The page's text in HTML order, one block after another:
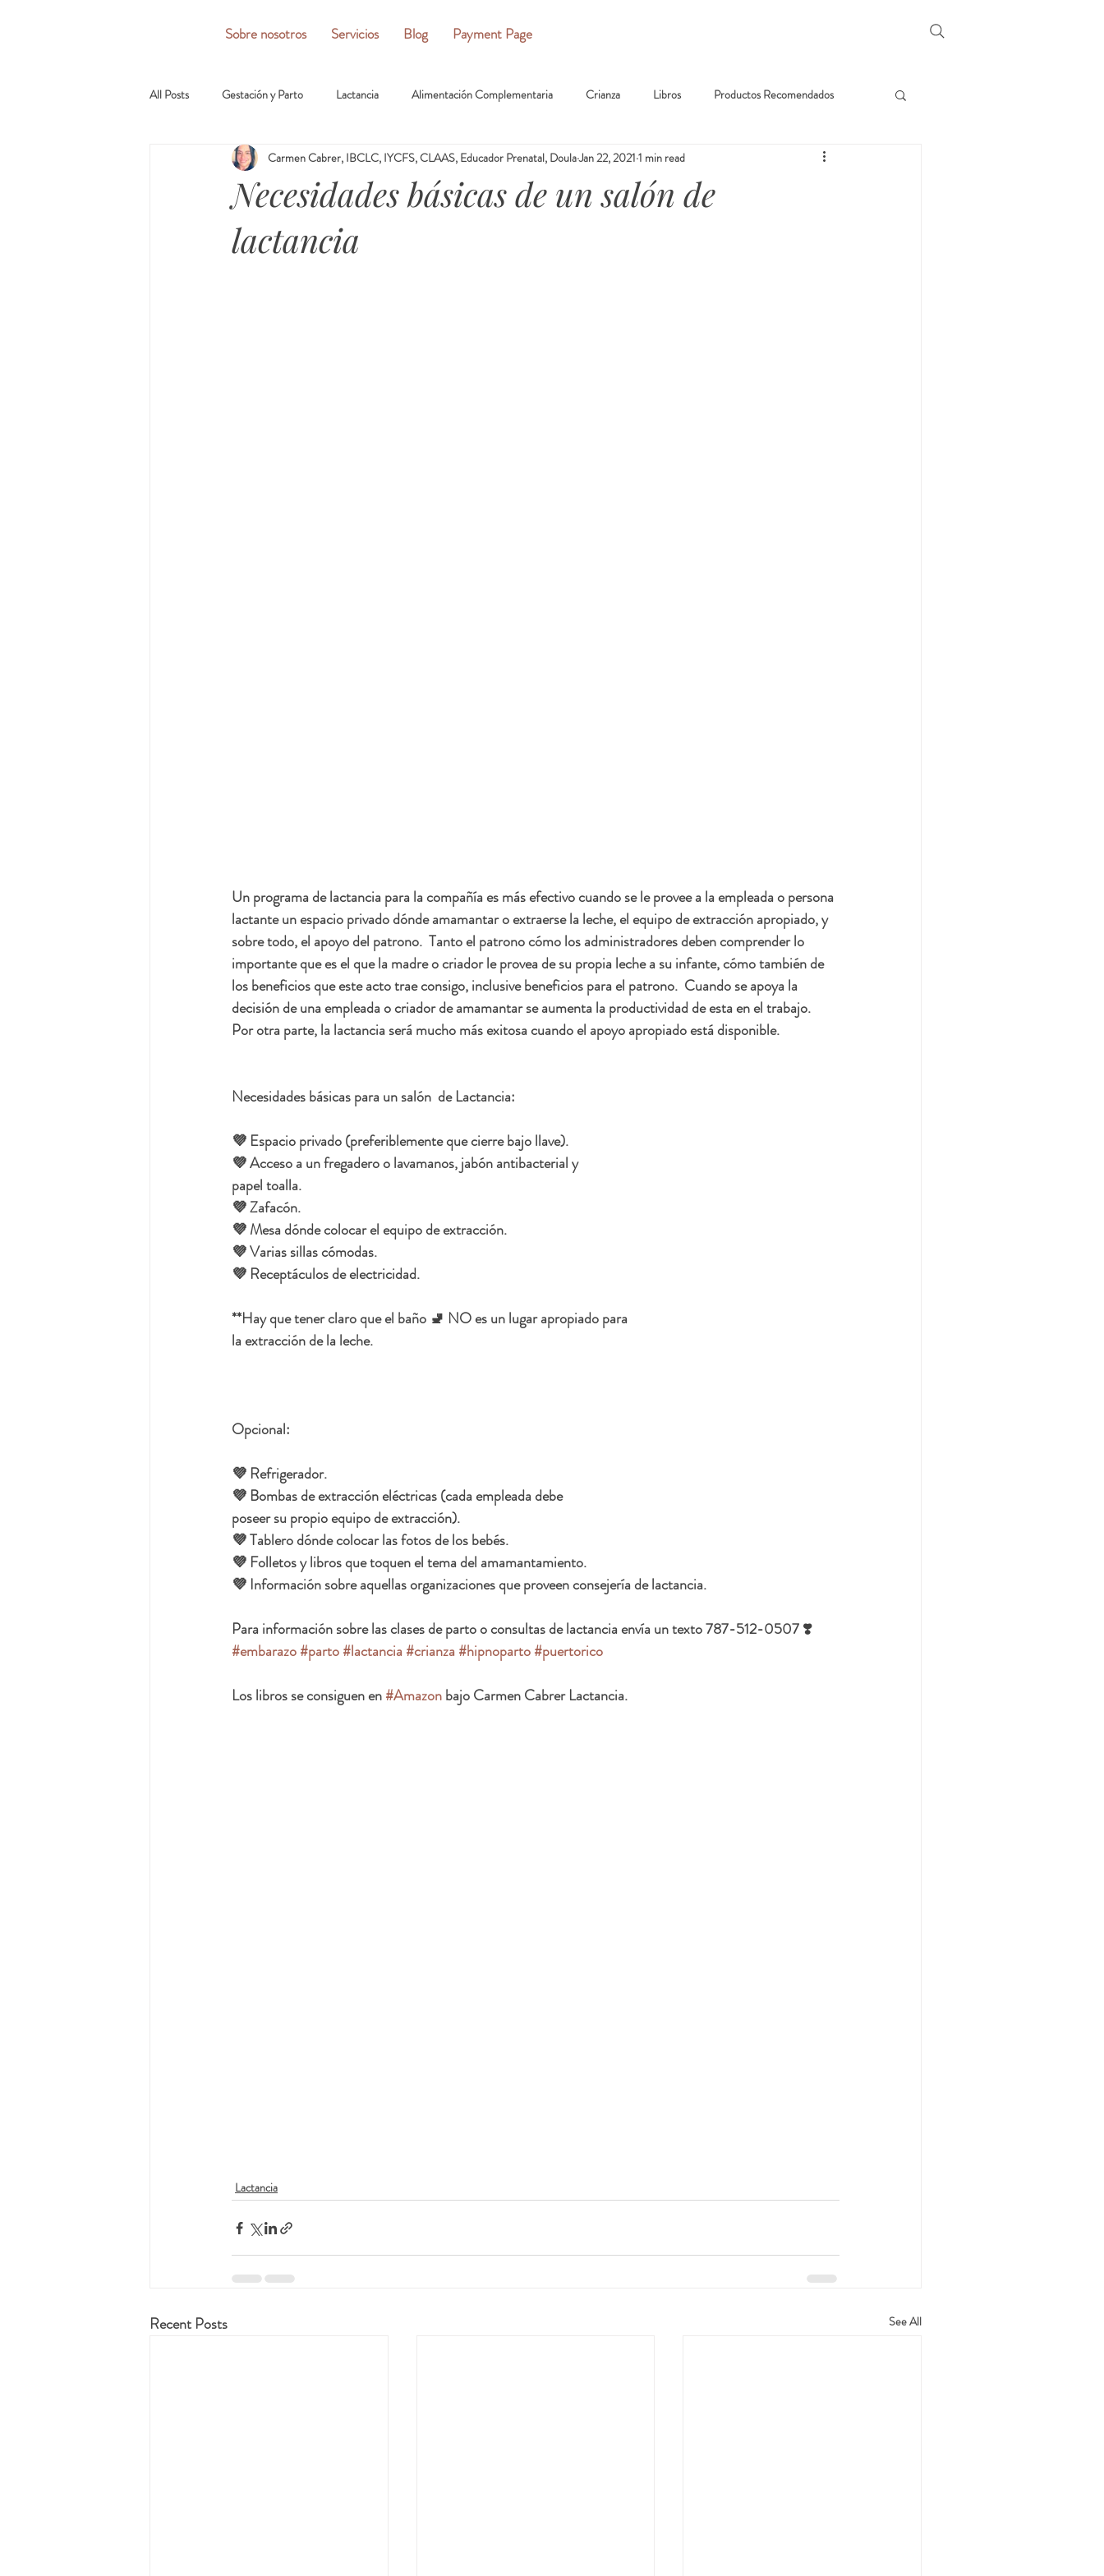
Sobre nosotros Servicios Blog Payment Page
All Posts Gestación y Parto Lactancia Alimentación Complementaria Crianza Libros Productos Recomendados
Necesidades básicas de un salón de
lactancia
Carmen Cabrer, IBCLC, IYCFS, CLAAS, Educador Prenatal, DoulaJan 22, 2021 1 min read
Un programa de lactancia para la compañía es más efectivo cuando se le provee a la empleada o persona
lactante un espacio privado dónde amamantar o extraerse la leche, el equipo de extracción apropiado, y
sobre todo, el apoyo del patrono.  Tanto el patrono cómo los administradores deben comprender lo
importante que es el que la madre o criador le provea de su propia leche a su infante, cómo también de
los beneficios que este acto trae consigo, inclusive beneficios para el patrono.  Cuando se apoya la
decisión de una empleada o criador de amamantar se aumenta la productividad de esta en el trabajo.
Por otra parte, la lactancia será mucho más exitosa cuando el apoyo apropiado está disponible.
Necesidades básicas para un salón  de Lactancia:
💜 Espacio privado (preferiblemente que cierre bajo llave).
💜 Acceso a un fregadero o lavamanos, jabón antibacterial y
papel toalla.
💜 Zafacón.
💜 Mesa dónde colocar el equipo de extracción.
💜 Varias sillas cómodas.
💜 Receptáculos de electricidad.
**Hay que tener claro que el baño 🚽 NO es un lugar apropiado para
la extracción de la leche.
Opcional:
💜 Refrigerador.
💜 Bombas de extracción eléctricas (cada empleada debe
poseer su propio equipo de extracción).
💜 Tablero dónde colocar las fotos de los bebés.
💜 Folletos y libros que toquen el tema del amamantamiento.
💜 Información sobre aquellas organizaciones que proveen consejería de lactancia.
Para información sobre las clases de parto o consultas de lactancia envía un texto 787-512-0507 ❣️
#embarazo#parto#lactancia#crianza#hipnoparto#puertorico
Los libros se consiguen en #Amazon bajo Carmen Cabrer Lactancia.
Lactancia
Recent Posts See All